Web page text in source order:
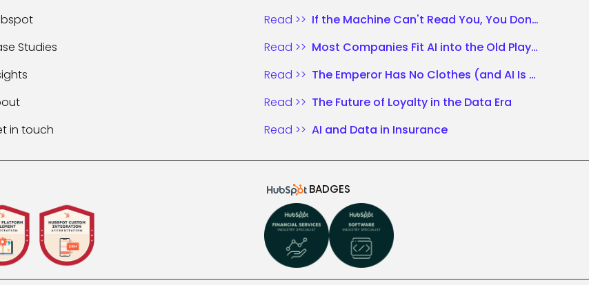
Studies
in touch
Read >> If the Machine Can't Read You, You Don't Exist
Read >> Most Companies Fit AI into the Old Playbook. Those Who Win Rewrite the Rules.
Read >> The Emperor Has No Clothes (and AI Is Shouting It)
Read >> The Future of Loyalty in the Data Era
Read >> AI and Data in Insurance
BADGES